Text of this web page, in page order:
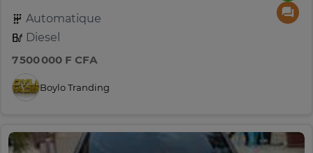
Automatique
Diesel
7 500 000 F CFA
Boylo Tranding